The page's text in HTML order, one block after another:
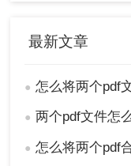
mergedfile.pdf
4、命令执行完成
以上就是怎么将
了，将两个PDF
最新文章
● 怎么将两个pdf文件
● 两个pdf文件怎么
● 怎么将两个pdf合